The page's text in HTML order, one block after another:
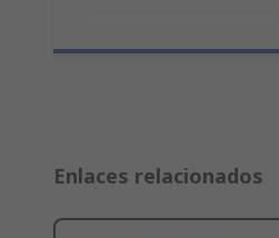
Enlaces relacionados